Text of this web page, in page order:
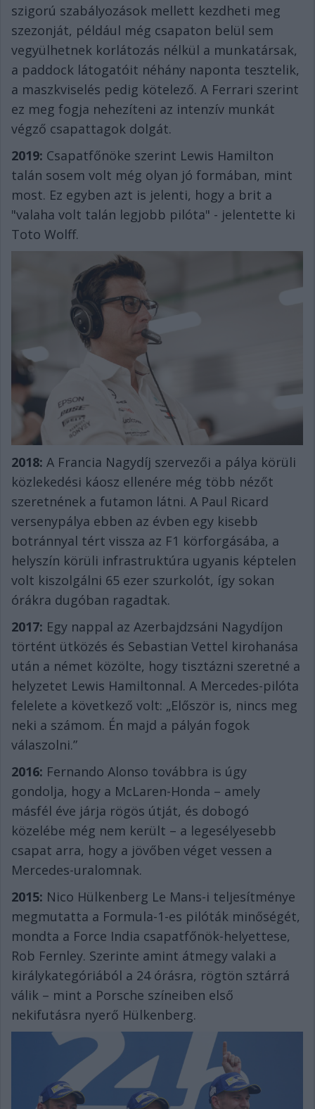
szigorú szabályozások mellett kezdheti meg
szezonját, például még csapaton belül sem
vegyülhetnek korlátozás nélkül a munkatársak,
a paddock látogatóit néhány naponta tesztelik,
a maszkviselés pedig kötelező. A Ferrari szerint
ez meg fogja nehezíteni az intenzív munkát
végző csapattagok dolgát.
2019: Csapatfőnöke szerint Lewis Hamilton
talán sosem volt még olyan jó formában, mint
most. Ez egyben azt is jelenti, hogy a brit a
"valaha volt talán legjobb pilóta" - jelentette ki
Toto Wolff.
2018: A Francia Nagydíj szervezői a pálya körüli
közlekedési káosz ellenére még több nézőt
szeretnének a futamon látni. A Paul Ricard
versenypálya ebben az évben egy kisebb
botránnyal tért vissza az F1 körforgásába, a
helyszín körüli infrastruktúra ugyanis képtelen
volt kiszolgálni 65 ezer szurkolót, így sokan
órákra dugóban ragadtak.
2017: Egy nappal az Azerbajdzsáni Nagydíjon
történt ütközés és Sebastian Vettel kirohanása
után a német közölte, hogy tisztázni szeretné a
helyzetet Lewis Hamiltonnal. A Mercedes-pilóta
felelete a következő volt: „Először is, nincs meg
neki a számom. Én majd a pályán fogok
válaszolni.”
2016: Fernando Alonso továbbra is úgy
gondolja, hogy a McLaren-Honda – amely
másfél éve járja rögös útját, és dobogó
közelébe még nem került – a legesélyesebb
csapat arra, hogy a jövőben véget vessen a
Mercedes-uralomnak.
2015: Nico Hülkenberg Le Mans-i teljesítménye
megmutatta a Formula-1-es pilóták minőségét,
mondta a Force India csapatfőnök-helyettese,
Rob Fernley. Szerinte amint átmegy valaki a
királykategóriából a 24 órásra, rögtön sztárrá
válik – mint a Porsche színeiben első
nekifutásra nyerő Hülkenberg.